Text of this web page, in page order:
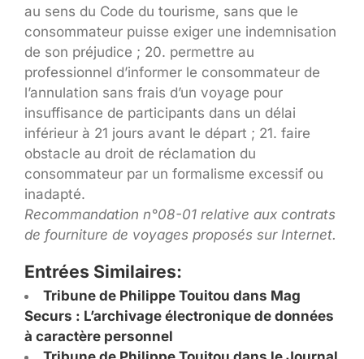
au sens du Code du tourisme, sans que le
consommateur puisse exiger une indemnisation
de son préjudice ; 20. permettre au
professionnel d’informer le consommateur de
l’annulation sans frais d’un voyage pour
insuffisance de participants dans un délai
inférieur à 21 jours avant le départ ; 21. faire
obstacle au droit de réclamation du
consommateur par un formalisme excessif ou
inadapté.
Recommandation n°08-01 relative aux contrats
de fourniture de voyages proposés sur Internet.
Entrées Similaires:
Tribune de Philippe Touitou dans Mag
Securs : L’archivage électronique de données
à caractère personnel